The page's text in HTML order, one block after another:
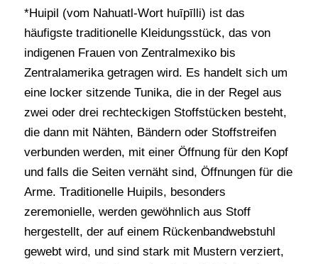
*Huipil (vom Nahuatl-Wort huīpīlli) ist das
häufigste traditionelle Kleidungsstück, das von
indigenen Frauen von Zentralmexiko bis
Zentralamerika getragen wird. Es handelt sich um
eine locker sitzende Tunika, die in der Regel aus
zwei oder drei rechteckigen Stoffstücken besteht,
die dann mit Nähten, Bändern oder Stoffstreifen
verbunden werden, mit einer Öffnung für den Kopf
und falls die Seiten vernäht sind, Öffnungen für die
Arme. Traditionelle Huipils, besonders
zeremonielle, werden gewöhnlich aus Stoff
hergestellt, der auf einem Rückenbandwebstuhl
gewebt wird, und sind stark mit Mustern verziert,